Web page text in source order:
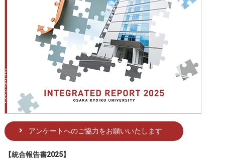
アンケートへのご協力をお願いいたします
【統合報告書2025】